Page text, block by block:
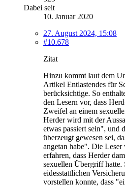
Dabei seit
10. Januar 2020
27. August 2024, 15:08
#10.678
Zitat
Hinzu kommt laut dem
Artikel Entlastendes für
berücksichtige. So
den Lesern vor, dass
Zweifel an einem
Herder wird mit der
etwas passiert sein", und
überzeugt gewesen sei,
angetan habe". Die
erfahren, dass Herder
sexuellen Übergriff hatte.
eidesstattlichen
vorstellen konnte, dass